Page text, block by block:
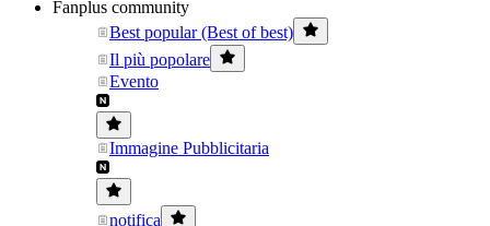
Fanplus community
Best popular (Best of best)
Il più popolare
Evento
Immagine Pubblicitaria
notifica